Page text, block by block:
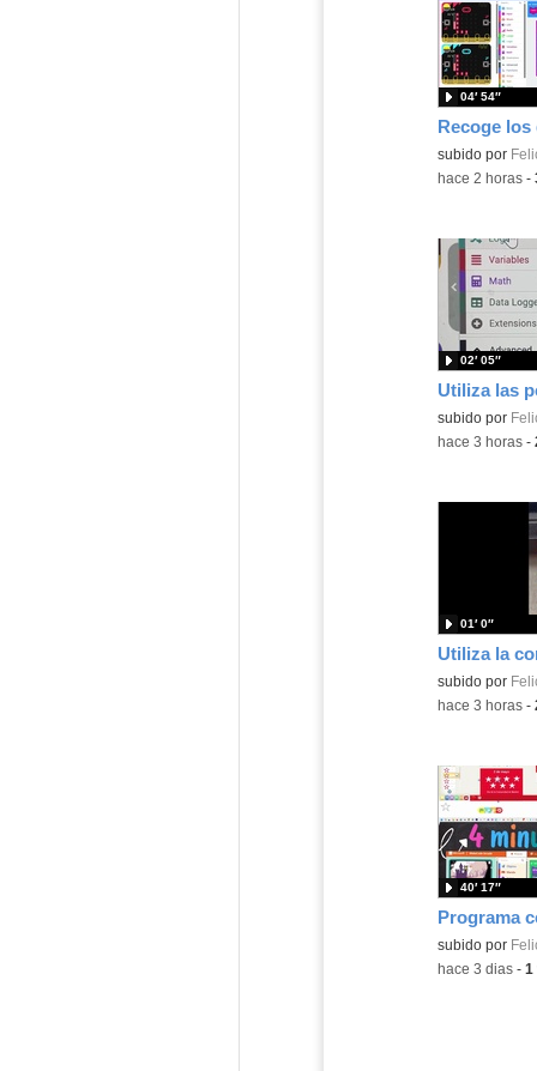
Contenido
subido por
04′ 54″
-hace 2 horas-
Contenido
subido por
02′ 05″
-hace 3 horas-
Contenido
subido por
01′ 0″
-hace 3 horas-
Contenido
subido por
40′ 17″
-hace 3 dias- 1